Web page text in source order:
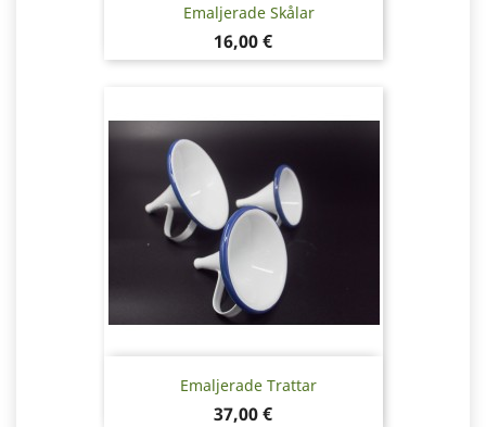
Emaljerade Skålar
Pris
16,00 €
Emaljerade Trattar
Pris
37,00 €